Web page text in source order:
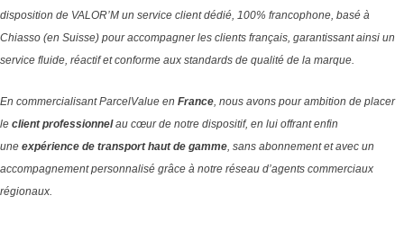
disposition de VALOR’M un service client dédié, 100% francophone, basé à
Chiasso (en Suisse) pour accompagner les clients français, garantissant ainsi un
service fluide, réactif et conforme aux standards de qualité de la marque.
En commercialisant ParcelValue en France, nous avons pour ambition de placer
le client professionnelau cœur de notre dispositif, en lui offrant enfin
une expérience de transport haut de gamme, sans abonnement et avec un
accompagnement personnalisé grâce à notre réseau d’agents commerciaux
régionaux.